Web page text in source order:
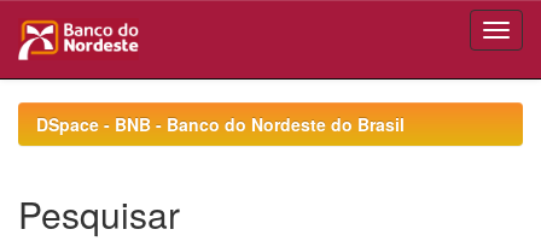
navigationDSpace - BNB - Banco do Nordeste do Brasil
Pesquisar